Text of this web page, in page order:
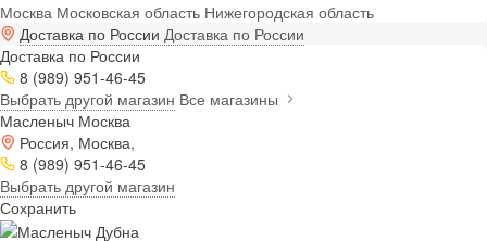
Москва Московская область Нижегородская область
Доставка по России Доставка по России
Доставка по России
8 (989) 951-46-45
Выбрать другой магазин Все магазины
Масленыч Москва
Россия, Москва,
8 (989) 951-46-45
Выбрать другой магазин
Сохранить